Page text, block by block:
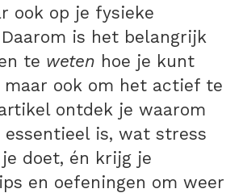
ook op je fysieke
is het belangrijk
te weten hoe je kunt
maar ook om het actief te
ontdek je waarom
essentieel is, wat stress
doet, én krijg je
en oefeningen om weer